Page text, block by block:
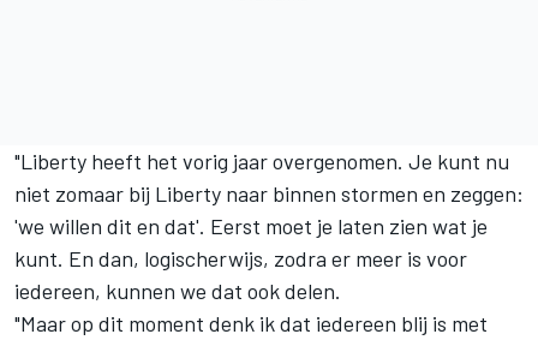
"Liberty heeft het vorig jaar overgenomen. Je kunt nu
niet zomaar bij Liberty naar binnen stormen en zeggen:
'we willen dit en dat'. Eerst moet je laten zien wat je
kunt. En dan, logischerwijs, zodra er meer is voor
iedereen, kunnen we dat ook delen.
"Maar op dit moment denk ik dat iedereen blij is met